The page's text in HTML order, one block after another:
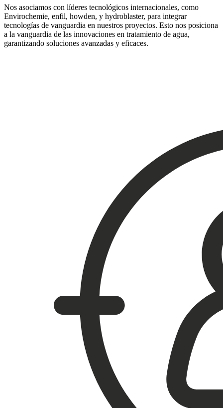
Nos asociamos con líderes tecnológicos internacionales, como
Envirochemie, enfil, howden, y hydroblaster, para integrar
tecnologías de vanguardia en nuestros proyectos. Esto nos posiciona
a la vanguardia de las innovaciones en tratamiento de agua,
garantizando soluciones avanzadas y eficaces.